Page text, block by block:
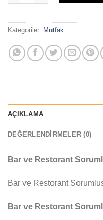
Kategoriler: Mutfak
AÇIKLAMA
DEĞERLENDIRMELER (0)
Bar ve Restorant
Bar ve Restorant
Bar ve Restorant